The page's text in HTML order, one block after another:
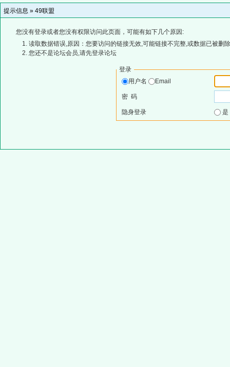
提示信息 » 49联盟
您没有登录或者您没有权限访问此页面，可能有如下几个原因:
读取数据错误,原因：您要访问的链接无效,可能链接不完整,或数据已被删
您还不是论坛会员,请先登录论坛
登录
用户名
Email
密 码
隐身登录